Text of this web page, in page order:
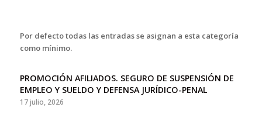
Por defecto todas las entradas se asignan a esta categoría
como mínimo.
PROMOCIÓN AFILIADOS. SEGURO DE SUSPENSIÓN DE
EMPLEO Y SUELDO Y DEFENSA JURÍDICO-PENAL
17 julio, 2026